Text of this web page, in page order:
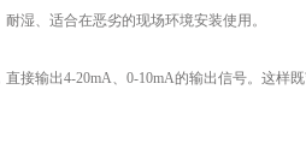
、适合在恶劣的现场环境安装使用。
输出4-20mA、0-10mA的输出信号。这样